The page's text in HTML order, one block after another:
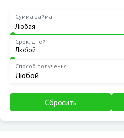
Сумма займа
Срок, дней
Способ получения
Любой
Сбросить